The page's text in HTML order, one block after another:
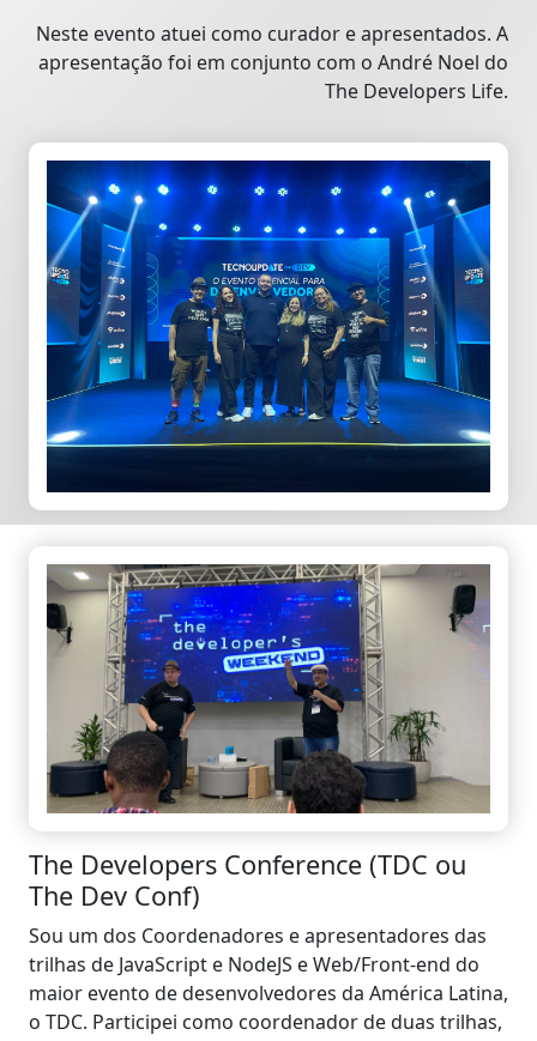
Neste evento atuei como curador e apresentados. A
apresentação foi em conjunto com o André Noel do
The Developers Life.
The Developers Conference (TDC ou
The Dev Conf)
Sou um dos Coordenadores e apresentadores das
trilhas de JavaScript e NodeJS e Web/Front-end do
maior evento de desenvolvedores da América Latina,
o TDC. Participei como coordenador de duas trilhas,